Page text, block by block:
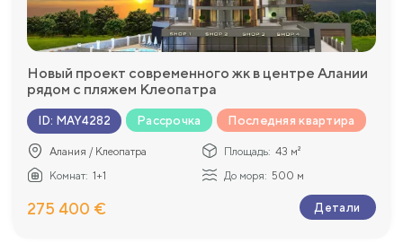
Новый проект современного жк в центре Алании
рядом с пляжем Клеопатра
ID: MAY4282 Рассрочка Последняя квартира
Алания / Клеопатра Площадь: 43 м²
Комнат: 1+1 До моря: 500 м
275 400 € Детали